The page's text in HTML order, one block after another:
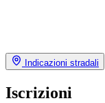
Indicazioni stradali
Iscrizioni